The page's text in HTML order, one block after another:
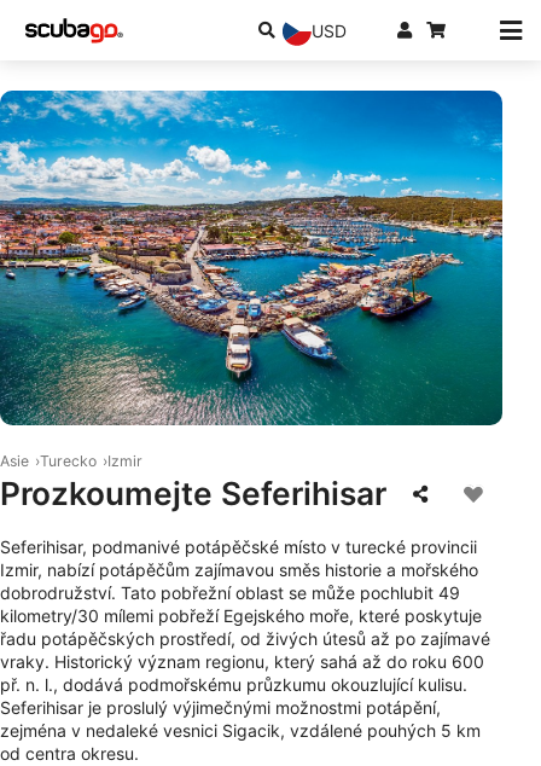
USD
Asie Turecko Izmir
Prozkoumejte Seferihisar
Seferihisar, podmanivé potápěčské místo v turecké provincii
Izmir, nabízí potápěčům zajímavou směs historie a mořského
dobrodružství. Tato pobřežní oblast se může pochlubit 49
kilometry/30 mílemi pobřeží Egejského moře, které poskytuje
řadu potápěčských prostředí, od živých útesů až po zajímavé
vraky. Historický význam regionu, který sahá až do roku 600
př. n. l., dodává podmořskému průzkumu okouzlující kulisu.
Seferihisar je proslulý výjimečnými možnostmi potápění,
zejména v nedaleké vesnici Sigacik, vzdálené pouhých 5 km
od centra okresu.